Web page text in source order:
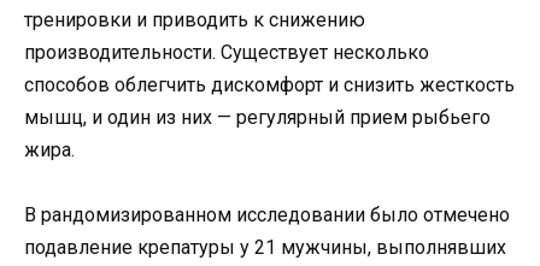
тренировки и приводить к снижению
производительности. Существует несколько
способов облегчить дискомфорт и снизить жесткость
мышц, и один из них — регулярный прием рыбьего
жира.
В рандомизированном исследовании было отмечено
подавление крепатуры у 21 мужчины, выполнявших